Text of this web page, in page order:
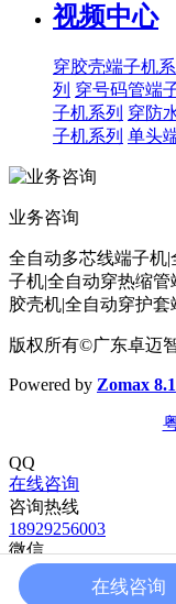
视频中心
穿胶壳端子机系
列 穿号码管端
子机系列 穿防
子机系列 单头
业务咨询
全自动多芯线端子机
子机|全自动穿热缩
胶壳机|全自动穿护
版权所有©广东卓迈
Powered by Zomax 8.1
QQ
在线咨询
咨询热线
18929256003
微信
添加业务微信
返回顶部
在线咨询